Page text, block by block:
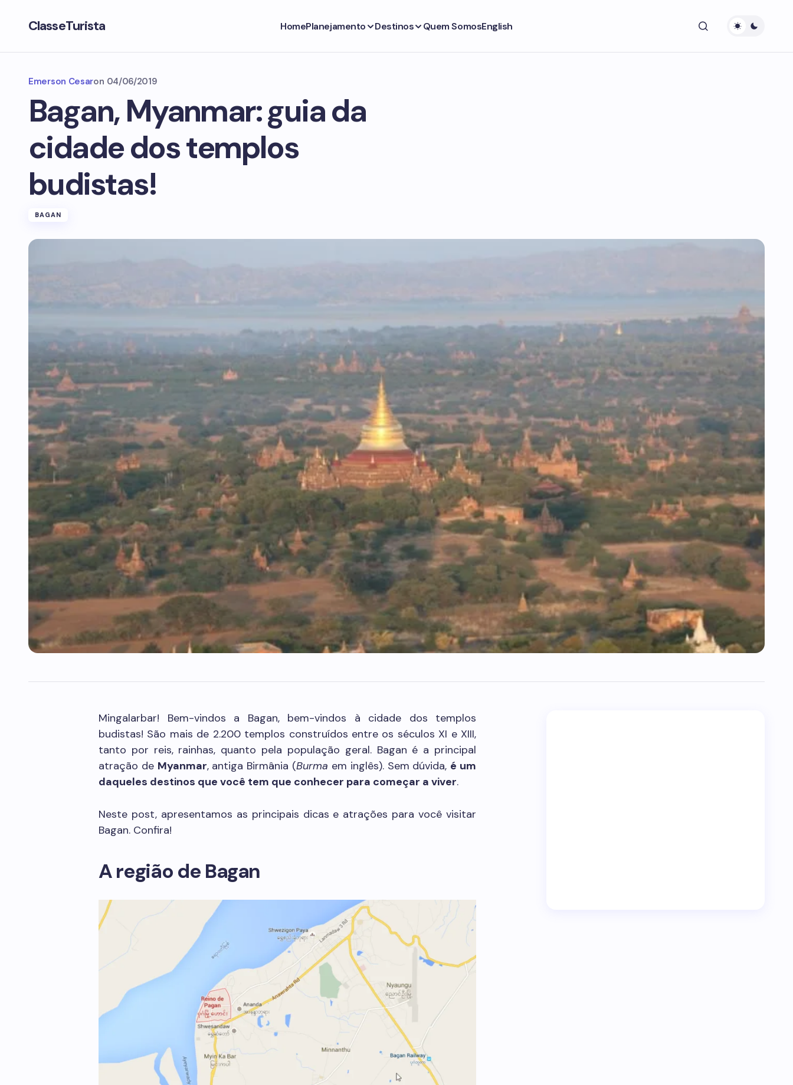
ClasseTurista HomePlanejamento Destinos Quem SomosEnglish
Emerson Cesaron 04/06/2019
Bagan, Myanmar: guia da
cidade dos templos
budistas!
BAGAN
Mingalarbar! Bem-vindos a Bagan, bem-vindos à cidade dos templos
budistas! São mais de 2.200 templos construídos entre os séculos XI e XIII,
tanto por reis, rainhas, quanto pela população geral. Bagan é a principal
atração de Myanmar, antiga Birmânia (Burma em inglês). Sem dúvida, é um
daqueles destinos que você tem que conhecer para começar a viver.
Neste post, apresentamos as principais dicas e atrações para você visitar
Bagan. Confira!
A região de Bagan